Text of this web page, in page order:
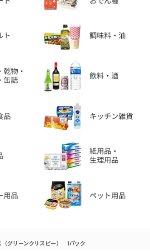
（グリーンクリスピー） 1パック